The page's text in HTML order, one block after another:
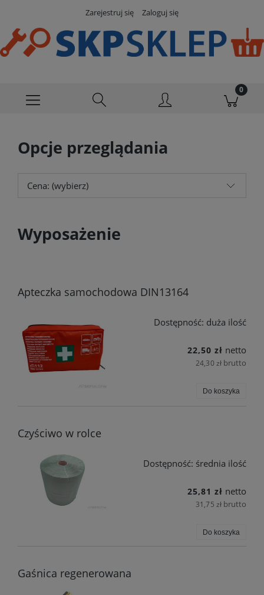
Zarejestruj się Zaloguj się
Opcje przeglądania
Cena: (wybierz)
Wyposażenie
Apteczka samochodowa DIN13164
Dostępność: duża ilość
22,50 zł netto
24,30 zł brutto
Do koszyka
Czyściwo w rolce
Dostępność: średnia ilość
25,81 zł netto
31,75 zł brutto
Do koszyka
Gaśnica regenerowana